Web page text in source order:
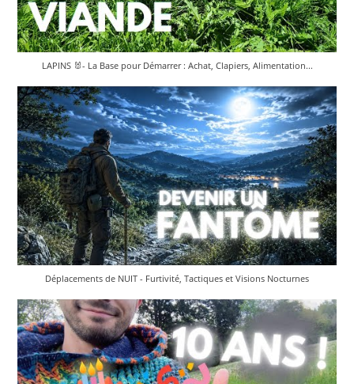
LAPINS 🐰- La Base pour Démarrer : Achat, Clapiers, Alimentation...
Déplacements de NUIT - Furtivité, Tactiques et Visions Nocturnes